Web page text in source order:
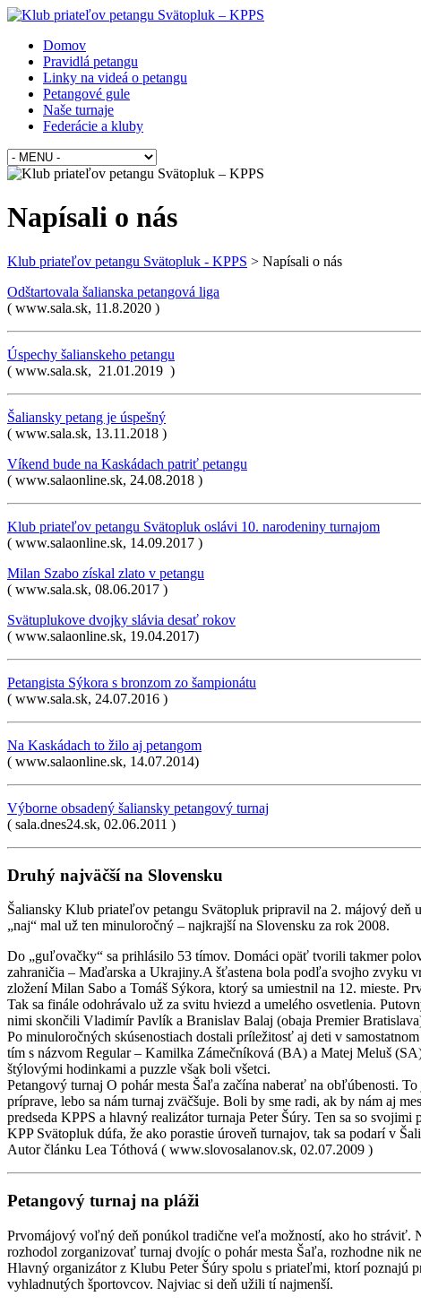
Domov
Pravidlá petangu
Linky na videá o petangu
Petangové gule
Naše turnaje
Federácie a kluby
Napísali o nás
Klub priateľov petangu Svätopluk - KPPS > Napísali o nás
Odštartovala šalianska petangová liga
( www.sala.sk, 11.8.2020 )
Úspechy šalianskeho petangu
( www.sala.sk, 21.01.2019 )
Šaliansky petang je úspešný
( www.sala.sk, 13.11.2018 )
Víkend bude na Kaskádach patriť petangu
( www.salaonline.sk, 24.08.2018 )
Klub priateľov petangu Svätopluk oslávi 10. narodeniny turnajom
( www.salaonline.sk, 14.09.2017 )
Milan Szabo získal zlato v petangu
( www.sala.sk, 08.06.2017 )
Svätuplukove dvojky slávia desať rokov
( www.salaonline.sk, 19.04.2017)
Petangista Sýkora s bronzom zo šampionátu
( www.sala.sk, 24.07.2016 )
Na Kaskádach to žilo aj petangom
( www.salaonline.sk, 14.07.2014)
Výborne obsadený šaliansky petangový turnaj
( sala.dnes24.sk, 02.06.2011 )
Druhý najväčší na Slovensku
Šaliansky Klub priateľov petangu Svätopluk pripravil na 2. májový deň
„naj“ mal už ten minuloročný – najkrajší na Slovensku za rok 2008.
Do „guľovačky“ sa prihlásilo 53 tímov. Domáci opäť tvorili takmer
zahraničia – Maďarska a Ukrajiny.A šťastena bola podľa svojho zvyku
zložení Milan Sabo a Tomáš Sýkora, ktorý sa umiestnil na 12. mieste.
Tak sa finále odohrávalo už za svitu hviezd a umelého osvetlenia.
nimi skončili Vladimír Pavlík a Branislav Balaj (obaja Premier
Po minuloročných skúsenostiach dostali príležitosť aj deti v
tím s názvom Regular – Kamilka Zámečníková (BA) a Matej Meluš
štýlovými hodinkami a puzzle však boli všetci.
Petangový turnaj O pohár mesta Šaľa začína naberať na obľúbenosti.
príprave, lebo sa nám turnaj zväčšuje. Boli by sme radi, ak by nám aj
predseda KPPS a hlavný realizátor turnaja Peter Šúry. Ten sa so
KPP Svätopluk dúfa, že ako porastie úroveň turnajov, tak sa podarí v
Autor článku Lea Tóthová ( www.slovosalanov.sk, 02.07.2009 )
Petangový turnaj na pláži
Prvomájový voľný deň ponúkol tradične veľa možností, ako ho stráviť.
rozhodol zorganizovať turnaj dvojíc o pohár mesta Šaľa, rozhodne nik
Hlavný organizátor z Klubu Peter Šúry spolu s priateľmi, ktorí poznajú
vyhladnutých športovcov. Najviac si deň užili tí najmenší.